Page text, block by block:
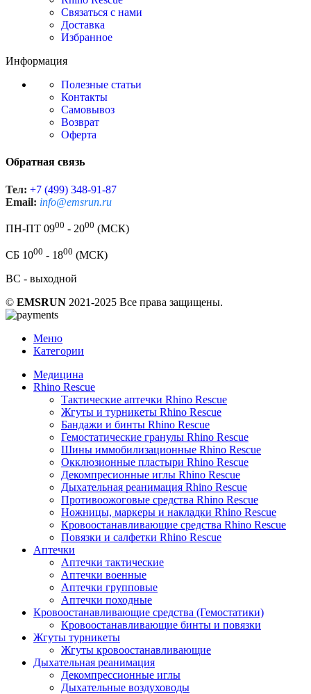
Связаться с нами
Доставка
Избранное
Информация
Полезные статьи
Контакты
Самовывоз
Возврат
Оферта
Обратная связь
Тел: +7 (499) 348-91-87
Email: info@emsrun.ru
ПН-ПТ 0900 - 2000 (МСК)
СБ 1000 - 1800 (МСК)
ВС - выходной
© EMSRUN 2021-2025 Все права защищены.
Меню
Категории
Медицина
Rhino Rescue
Тактические аптечки Rhino Rescue
Жгуты и турникеты Rhino Rescue
Бандажи и бинты Rhino Rescue
Гемостатические гранулы Rhino Rescue
Шины иммобилизационные Rhino Rescue
Окклюзионные пластыри Rhino Rescue
Декомпресионные иглы Rhino Rescue
Дыхательная реанимация Rhino Rescue
Противоожоговые средства Rhino Rescue
Ножницы, маркеры и накладки Rhino Rescue
Кровоостанавливающие средства Rhino Rescue
Повязки и салфетки Rhino Rescue
Аптечки
Аптечки тактические
Аптечки военные
Аптечки групповые
Аптечки походные
Кровоостанавливающие средства (Гемостатики)
Кровоостанавливающие бинты и повязки
Жгуты турникеты
Жгуты кровоостанавливающие
Дыхательная реанимация
Декомпрессионные иглы
Дыхательные воздуховоды